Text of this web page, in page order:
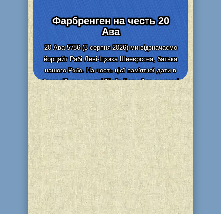
Фарбренген на честь 20
Ава
20 Ава 5786 (3 серпня 2026) ми відзначаємо
йорцайт Рабі Леві-Іцхака Шнеєрсона, батька
нашого Ребе. На честь цієї пам'ятної дати в
благодійному центрі "Бейт Барух" та синагозі
"Бейт Реувен" (м....
Детальніше